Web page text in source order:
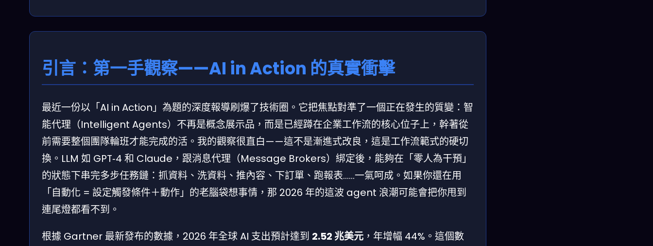
引言：第一手觀察——AI in Action 的真實衝擊
最近一份以「AI in Action」為題的深度報導刷爆了技術圈。它把焦點對準了一個正在發生的質變：智
能代理（Intelligent Agents）不再是概念展示品，而是已經蹲在企業工作流的核心位子上，幹著從
前需要整個團隊輪班才能完成的活。我的觀察很直白——這不是漸進式改良，這是工作流範式的硬切
換。LLM 如 GPT‑4 和 Claude，跟消息代理（Message Brokers）綁定後，能夠在「零人為干預」
的狀態下串完多步任務鏈：抓資料、洗資料、推內容、下訂單、跑報表……一氣呵成。如果你還在用
「自動化 = 設定觸發條件＋動作」的老腦袋想事情，那 2026 年的這波 agent 浪潮可能會把你甩到
連尾燈都看不到。
根據 Gartner 最新發布的數據，2026 年全球 AI 支出預計達到 2.52 兆美元 ，年增幅 44%。這個數